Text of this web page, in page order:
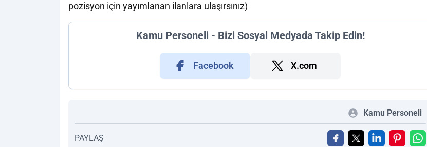
pozisyon için yayımlanan ilanlara ulaşırsınız)
Kamu Personeli - Bizi Sosyal Medyada Takip Edin!
Facebook X.com
Kamu Personeli
PAYLAŞ